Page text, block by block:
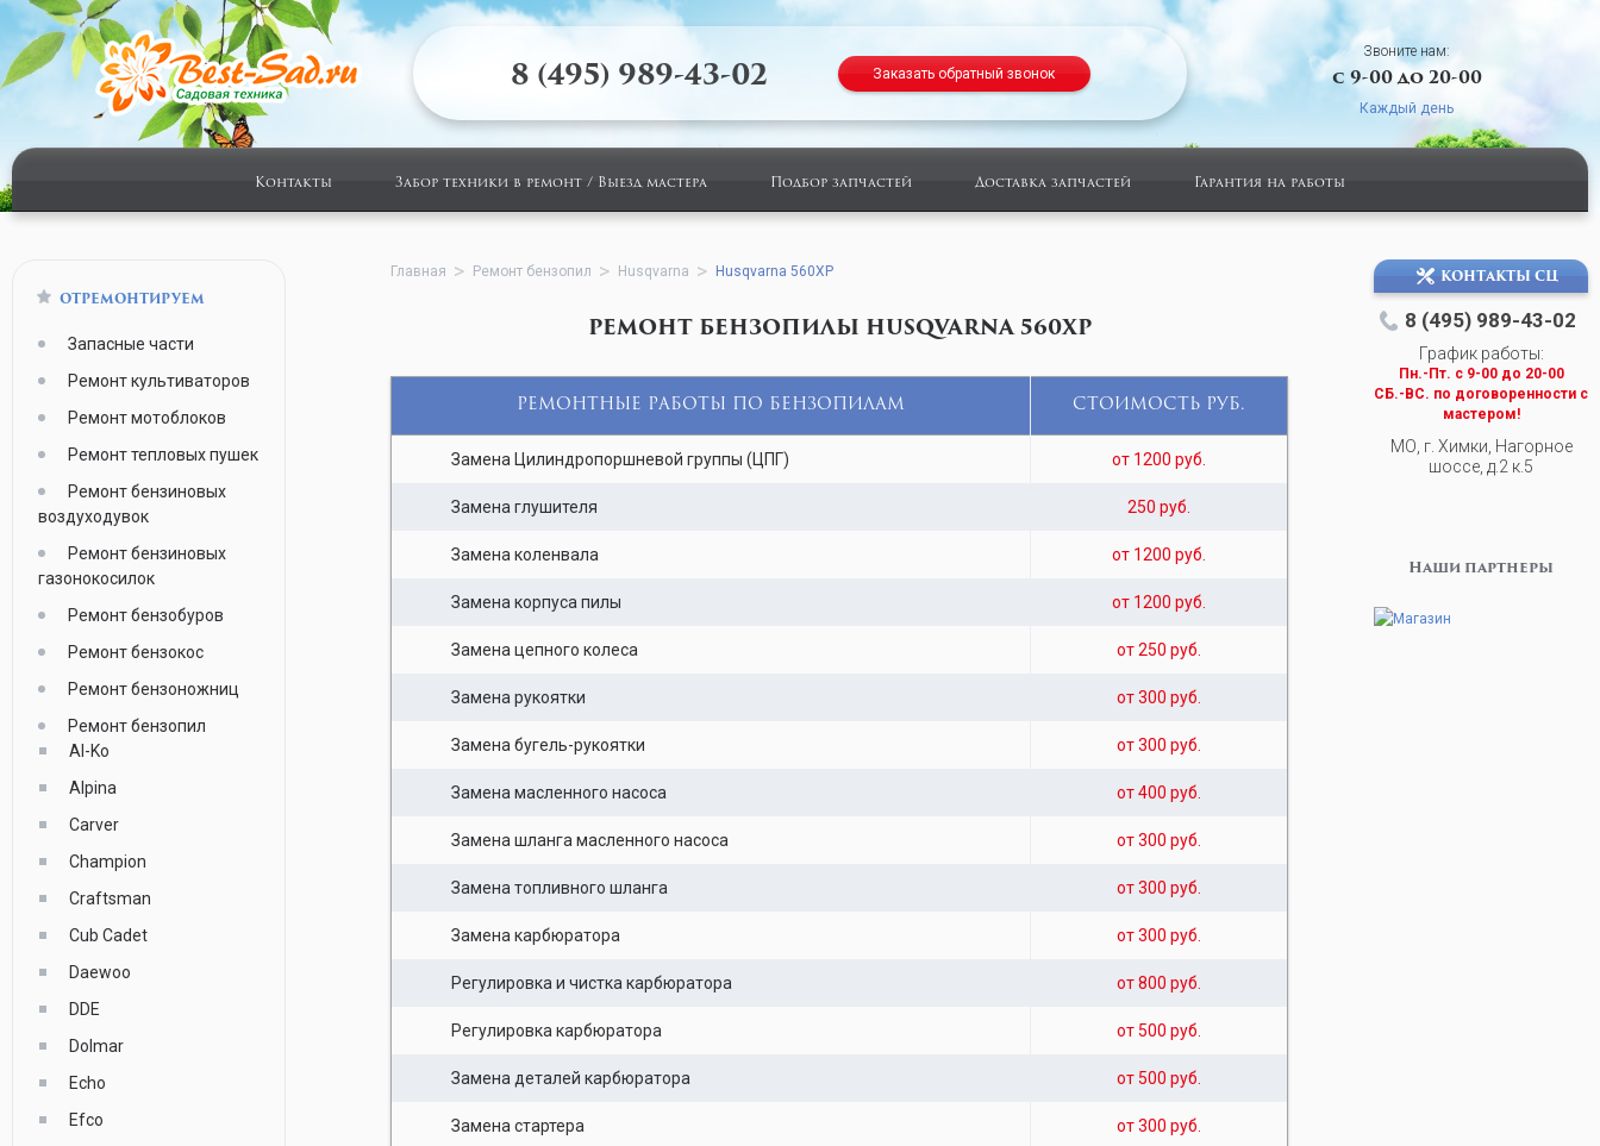
Звоните нам:
с 9-00 до 20-00
Каждый день
8 (495) 989-43-02 Заказать обратный звонок
Контакты Забор техники в ремонт / Выезд мастера Подбор запчастей Доставка запчастей Гарантия на работы
ОТРЕМОНТИРУЕМ
Запасные части
Ремонт культиваторов
Ремонт мотоблоков
Ремонт тепловых пушек
Ремонт бензиновых
воздуходувок
Ремонт бензиновых
газонокосилок
Ремонт бензобуров
Ремонт бензокос
Ремонт бензоножниц
Ремонт бензопил
Al-Ko
Alpina
Carver
Champion
Craftsman
Cub Cadet
Daewoo
DDE
Dolmar
Echo
Efco
КОНТАКТЫ СЦ
8 (495) 989-43-02
График работы:
Пн.-Пт. c 9-00 до 20-00
СБ.-ВС. по договоренности с
мастером!
МО, г. Химки, Нагорное
шоссе, д.2 к.5
Наши партнеры
Главная Ремонт бензопил Husqvarna Husqvarna 560XP
РЕМОНТ БЕНЗОПИЛЫ HUSQVARNA 560XP
РЕМОНТНЫЕ РАБОТЫ ПО БЕНЗОПИЛАМ СТОИМОСТЬ РУБ.
Замена Цилиндропоршневой группы (ЦПГ) от 1200 руб.
Замена глушителя 250 руб.
Замена коленвала от 1200 руб.
Замена корпуса пилы от 1200 руб.
Замена цепного колеса от 250 руб.
Замена рукоятки от 300 руб.
Замена бугель-рукоятки от 300 руб.
Замена масленного насоса от 400 руб.
Замена шланга масленного насоса от 300 руб.
Замена топливного шланга от 300 руб.
Замена карбюратора от 300 руб.
Регулировка и чистка карбюратора от 800 руб.
Регулировка карбюратора от 500 руб.
Замена деталей карбюратора от 500 руб.
Замена стартера от 300 руб.